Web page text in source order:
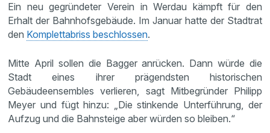
Ein neu gegründeter Verein in Werdau kämpft für den
Erhalt der Bahnhofsgebäude. Im Januar hatte der Stadtrat
den Komplettabriss beschlossen.
Mitte April sollen die Bagger anrücken. Dann würde die
Stadt eines ihrer prägendsten historischen
Gebäudeensembles verlieren, sagt Mitbegründer Philipp
Meyer und fügt hinzu: „Die stinkende Unterführung, der
Aufzug und die Bahnsteige aber würden so bleiben.“